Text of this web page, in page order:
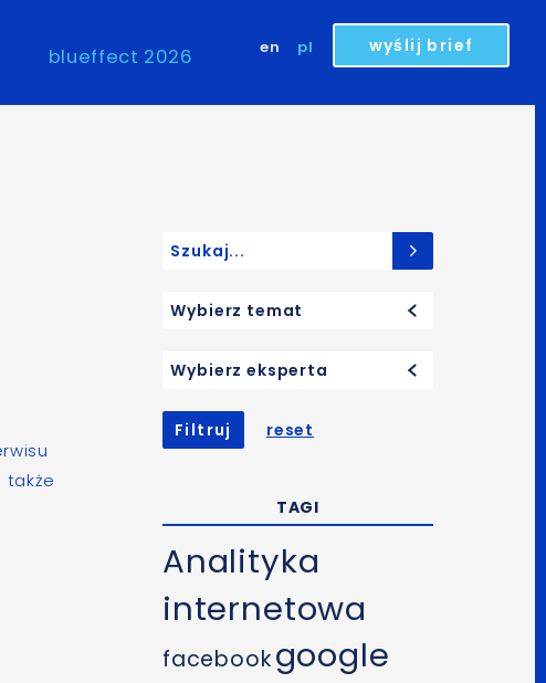
en pl wyślij brief
blueffect 2026
także
Wybierz temat
Wybierz eksperta
Filtruj reset
TAGI
Analityka
internetowa
facebookgoogle